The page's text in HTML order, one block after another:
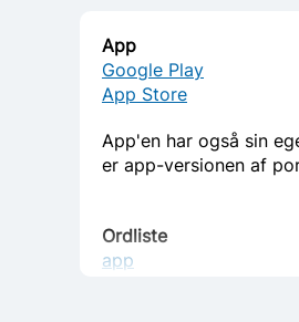
App
Google Play
App Store
App'en har også sin
er app-versionen af
Ordliste
app